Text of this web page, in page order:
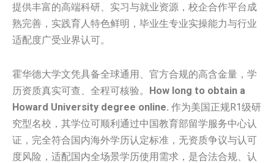
提供丰富的高端科研、实习与就业资源，校企合作平台成
熟完善，实践育人特色鲜明，毕业生专业实操能力与行业
适配度广受业界认可。
霍华德大学文凭具备全球通用、官方合规的高含金量，学
历资质真实可查、全程可核验。 How long to obtain a
Howard University degree online. 作为美国正规R1级研
究型名校，其学位可顺利通过中国教育部留学服务中心认
证，完全符合国内海外学历认定标准，无资质争议与认可
度风险，适配国内全场景学历使用需求，是合法合规、认